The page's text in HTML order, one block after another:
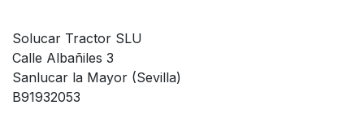
Solucar Tractor SLU
Calle Albañiles 3
Sanlucar la Mayor (Sevilla)
B91932053